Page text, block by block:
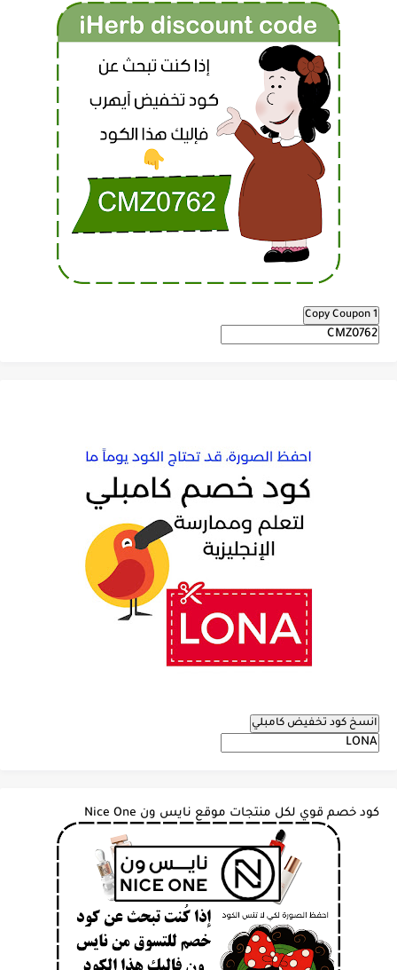
Copy Coupon 1
انسخ كود تخفيض كامبلي
كود خصم قوي لكل منتجات موقع نايس ون Nice One